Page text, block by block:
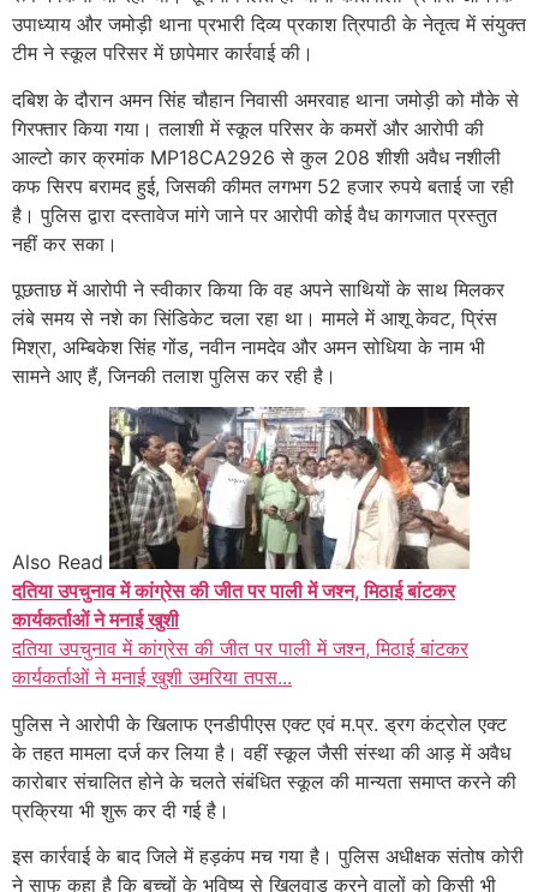
उपाध्याय और जमोड़ी थाना प्रभारी दिव्य प्रकाश त्रिपाठी के नेतृत्व में संयुक्त
टीम ने स्कूल परिसर में छापेमार कार्रवाई की।
दबिश के दौरान अमन सिंह चौहान निवासी अमरवाह थाना जमोड़ी को मौके से
गिरफ्तार किया गया। तलाशी में स्कूल परिसर के कमरों और आरोपी की
आल्टो कार क्रमांक MP18CA2926 से कुल 208 शीशी अवैध नशीली
कफ सिरप बरामद हुई, जिसकी कीमत लगभग 52 हजार रुपये बताई जा रही
है। पुलिस द्वारा दस्तावेज मांगे जाने पर आरोपी कोई वैध कागजात प्रस्तुत
नहीं कर सका।
पूछताछ में आरोपी ने स्वीकार किया कि वह अपने साथियों के साथ मिलकर
लंबे समय से नशे का सिंडिकेट चला रहा था। मामले में आशू केवट, प्रिंस
मिश्रा, अम्बिकेश सिंह गोंड, नवीन नामदेव और अमन सोधिया के नाम भी
सामने आए हैं, जिनकी तलाश पुलिस कर रही है।
Also Read
दतिया उपचुनाव में कांग्रेस की जीत पर पाली में जश्न, मिठाई बांटकर
कार्यकर्ताओं ने मनाई खुशी
दतिया उपचुनाव में कांग्रेस की जीत पर पाली में जश्न, मिठाई बांटकर
कार्यकर्ताओं ने मनाई खुशी उमरिया तपस...
पुलिस ने आरोपी के खिलाफ एनडीपीएस एक्ट एवं म.प्र. ड्रग कंट्रोल एक्ट
के तहत मामला दर्ज कर लिया है। वहीं स्कूल जैसी संस्था की आड़ में अवैध
कारोबार संचालित होने के चलते संबंधित स्कूल की मान्यता समाप्त करने की
प्रक्रिया भी शुरू कर दी गई है।
इस कार्रवाई के बाद जिले में हड़कंप मच गया है। पुलिस अधीक्षक संतोष कोरी
ने साफ कहा है कि बच्चों के भविष्य से खिलवाड़ करने वालों को किसी भी